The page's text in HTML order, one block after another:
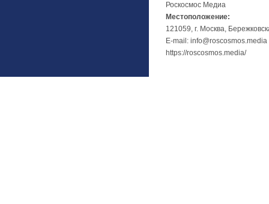
Роскосмос Медиа
Местоположение:
121059, г. Москва,
E-mail: info@roscosmos.media
https://roscosmos.media/